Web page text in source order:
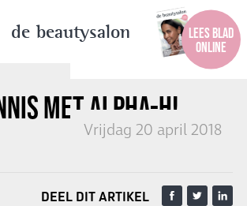
de beautysalon
LEES BLAD
ONLINE
MET ALPHA-H!
Vrijdag 20 april 2018
DEEL DIT ARTIKEL